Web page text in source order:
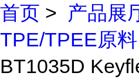
首页 > 产品展
TPE/TPEE原料
BT1035D